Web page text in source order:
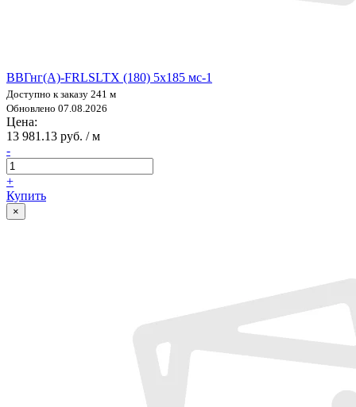
ВВГнг(А)-FRLSLTX (180) 5х185 мс-1
Доступно к заказу 241 м
Обновлено 07.08.2026
Цена:
13 981.13 руб. / м
-
+
Купить
×